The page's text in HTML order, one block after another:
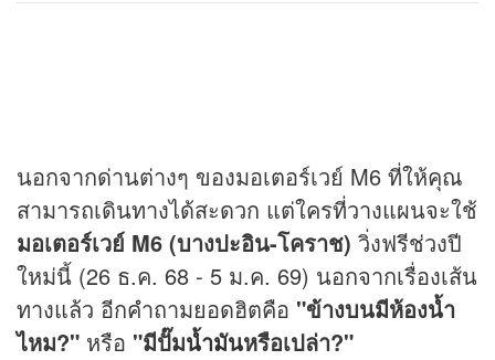
นอกจากด่านต่างๆ ของมอเตอร์เวย์ M6 ที่ให้คุณ
สามารถเดินทางได้สะดวก แต่ใครที่วางแผนจะใช้
มอเตอร์เวย์ M6 (บางปะอิน-โคราช) วิ่งฟรีช่วงปี
ใหม่นี้ (26 ธ.ค. 68 - 5 ม.ค. 69) นอกจากเรื่องเส้น
ทางแล้ว อีกคำถามยอดฮิตคือ "ข้างบนมีห้องน้ำ
ไหม?" หรือ "มีปั๊มน้ำมันหรือเปล่า?"